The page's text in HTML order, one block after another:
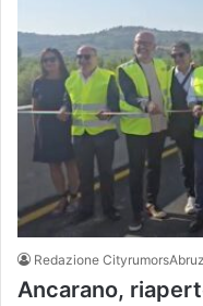
Redazione
Ancarano,